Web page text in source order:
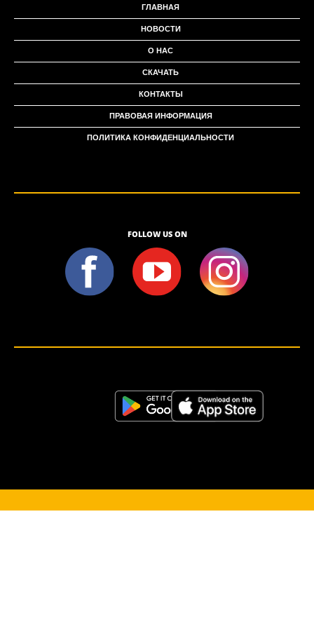
ГЛАВНАЯ
НОВОСТИ
О НАС
СКАЧАТЬ
КОНТАКТЫ
ПРАВОВАЯ ИНФОРМАЦИЯ
ПОЛИТИКА КОНФИДЕНЦИАЛЬНОСТИ
FOLLOW US ON